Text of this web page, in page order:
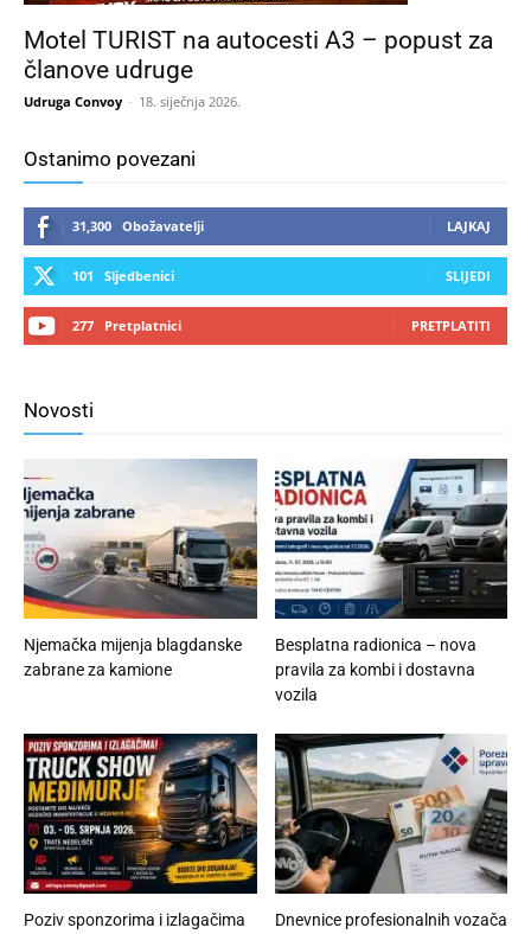
Motel TURIST na autocesti A3 – popust za
članove udruge
Udruga Convoy - 18. siječnja 2026.
Ostanimo povezani
31,300 Obožavatelji LAJKAJ
101 Sljedbenici SLIJEDI
277 Pretplatnici PRETPLATITI
Novosti
Njemačka mijenja blagdanske
zabrane za kamione
Besplatna radionica – nova
pravila za kombi i dostavna
vozila
Poziv sponzorima i izlagačima
Dnevnice profesionalnih vozača